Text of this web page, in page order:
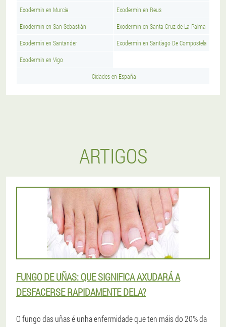
Exodermin en Murcia Exodermin en Reus
Exodermin en San Sebastián Exodermin en Santa Cruz de La Palma
Exodermin en Santander Exodermin en Santiago De Compostela
Exodermin en Vigo
Cidades en España
ARTIGOS
FUNGO DE UÑAS: QUE SIGNIFICA AXUDARÁ A
DESFACERSE RAPIDAMENTE DELA?
O fungo das uñas é unha enfermidade que ten máis do 20% da